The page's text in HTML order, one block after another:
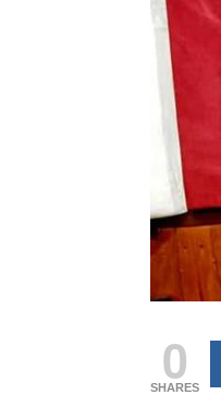
0
SHARES